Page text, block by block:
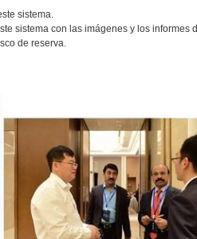
sistema.
sistema con las imágenes y los informes
de reserva.